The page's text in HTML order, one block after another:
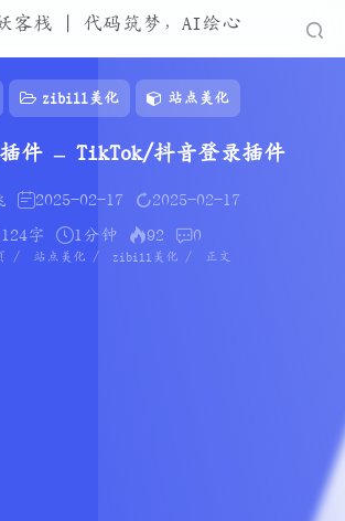
zibill美化 站点美化
件 – TikTok/抖音登录插件
2025-02-17
2025-02-17
124字
1分钟 92 0
站点美化 zibill美化 正文